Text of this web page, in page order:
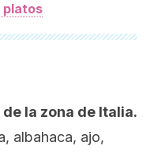
platos
la zona de Italia.
albahaca, ajo,